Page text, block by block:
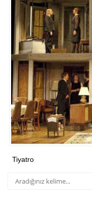
Tiyatro